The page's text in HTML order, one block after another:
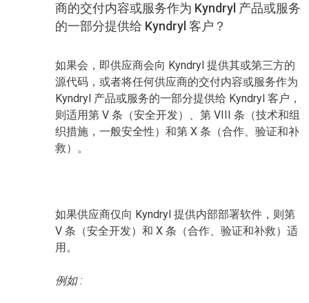
商的交付内容或服务作为 Kyndryl 产品或服务
的一部分提供给 Kyndryl 客户？
如果会，即供应商会向 Kyndryl 提供其或第三方的
源代码，或者将任何供应商的交付内容或服务作为
Kyndryl 产品或服务的一部分提供给 Kyndryl 客户，
则适用第 V 条（安全开发）、第 VIII 条（技术和组
织措施，一般安全性）和第 X 条（合作、验证和补
救）。
如果供应商仅向 Kyndryl 提供内部部署软件，则第
V 条（安全开发）和 X 条（合作、验证和补救）适
用。
例如 :